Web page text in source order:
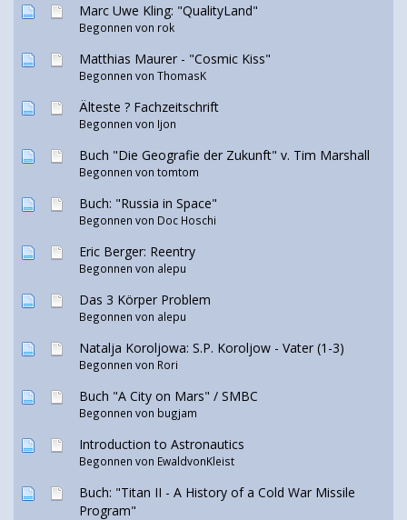
Marc Uwe Kling: "QualityLand"
Begonnen von rok
Matthias Maurer - "Cosmic Kiss"
Begonnen von ThomasK
Älteste ? Fachzeitschrift
Begonnen von Ijon
Buch "Die Geografie der Zukunft" v. Tim Marshall
Begonnen von tomtom
Buch: "Russia in Space"
Begonnen von Doc Hoschi
Eric Berger: Reentry
Begonnen von alepu
Das 3 Körper Problem
Begonnen von alepu
Natalja Koroljowa: S.P. Koroljow - Vater (1-3)
Begonnen von Rori
Buch "A City on Mars" / SMBC
Begonnen von bugjam
Introduction to Astronautics
Begonnen von EwaldvonKleist
Buch: "Titan II - A History of a Cold War Missile
Program"